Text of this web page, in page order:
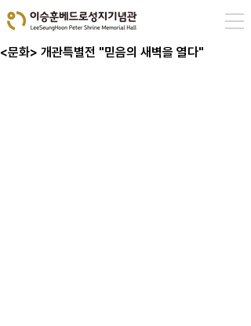
<문화> 개관특별전 "믿음의 새벽을 열다"